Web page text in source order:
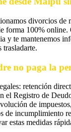
divorcios de
forma 100%
y te mantenemos
no paga la
retención
el Registro de
de
de incumplimiento
estas medidas